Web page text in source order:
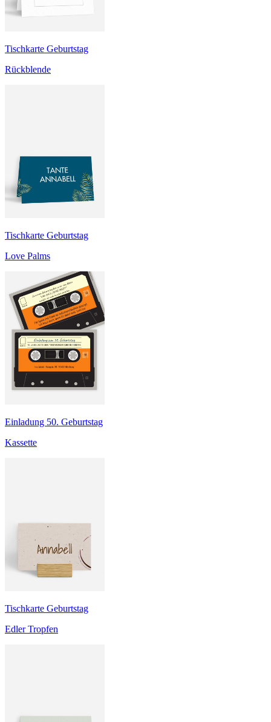
Tischkarte Geburtstag
Rückblende
Tischkarte Geburtstag
Love Palms
Einladung 50. Geburtstag
Kassette
Tischkarte Geburtstag
Edler Tropfen